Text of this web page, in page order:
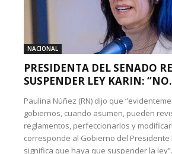
NACIONAL
PRESIDENTA DEL SENADO
SUSPENDER LEY KARIN:
Paulina Núñez (RN) dijo que
gobiernos, cuando asumen, pueden
reglamentos, perfeccionarlos y
corresponde al Gobierno del Presidente
significa que haya que suspender la ley”.